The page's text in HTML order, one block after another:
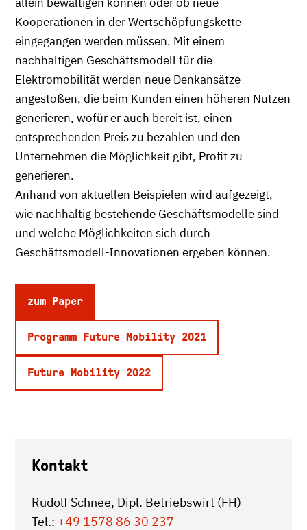
Kooperationen in der Wertschöpfungskette
eingegangen werden müssen. Mit einem
nachhaltigen Geschäftsmodell für die
Elektromobilität werden neue Denkansätze
angestoßen, die beim Kunden einen höheren Nutzen
generieren, wofür er auch bereit ist, einen
entsprechenden Preis zu bezahlen und den
Unternehmen die Möglichkeit gibt, Profit zu
generieren.
Anhand von aktuellen Beispielen wird aufgezeigt,
wie nachhaltig bestehende Geschäftsmodelle sind
und welche Möglichkeiten sich durch
Geschäftsmodell-Innovationen ergeben können.
zum Paper
Programm Future Mobility 2021
Future Mobility 2022
Kontakt
Rudolf Schnee, Dipl. Betriebswirt (FH)
Tel.: +49 1578 86 30 237